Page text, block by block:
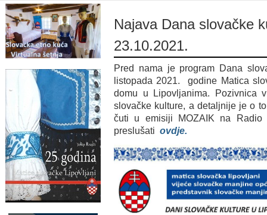
Najava Dana slovačke
23.10.2021.
Pred nama je program Dana
listopada 2021. godine Matica
domu u Lipovljanima. Pozivnica
slovačke kulture, a detaljnije je o
čuti u emisiji MOZAIK na Radio
preslušati ovdje.